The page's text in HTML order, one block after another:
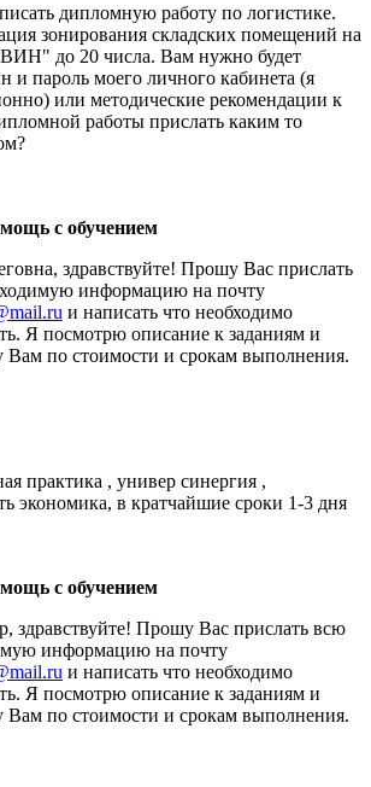
дипломную работу по логистике.
зонирования складских помещений на
до 20 числа. Вам нужно будет
и пароль моего личного кабинета (я
или методические рекомендации к
работы прислать каким то
с обучением
здравствуйте! Прошу Вас прислать
информацию на почту
и написать что необходимо
Я посмотрю описание к заданиям и
Вам по стоимости и срокам выполнения.
практика , универ синергия ,
экономика, в кратчайшие сроки 1-3 дня
с обучением
здравствуйте! Прошу Вас прислать всю
информацию на почту
и написать что необходимо
Я посмотрю описание к заданиям и
Вам по стоимости и срокам выполнения.